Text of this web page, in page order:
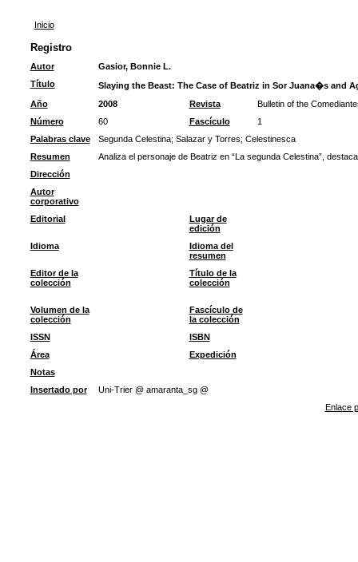
Inicio
Registro
Autor
Gasior, Bonnie L.
Título
Slaying the Beast: The Case of Beatriz in Sor Juana�s and
Año
2008 Revista
Bulletin of the
Número
60 Fascículo
1
Palabras clave
Segunda Celestina; Salazar y Torres; Celestinesca
Resumen
Analiza el personaje de Beatriz en “La segunda Celestina”,
Dirección
Autor
corporativo
Editorial
Lugar de
edición
Idioma
Idioma del
resumen
Editor de la
colección
Título de la
colección
Volumen de la
colección
Fascículo de
la colección
ISSN
ISBN
Área
Expedición
Notas
Insertado por
Uni-Trier @ amaranta_sg @
Enlace